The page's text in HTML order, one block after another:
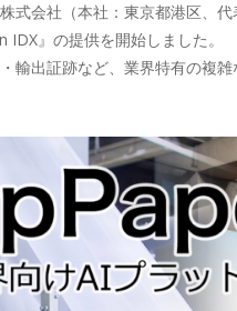
式会社（本社：東京都港区
』の提供を開始しました。
輸出証跡など、業界特有の複